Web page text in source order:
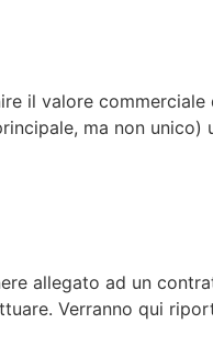
il valore
ma non unico)
allegato ad un
Verranno qui